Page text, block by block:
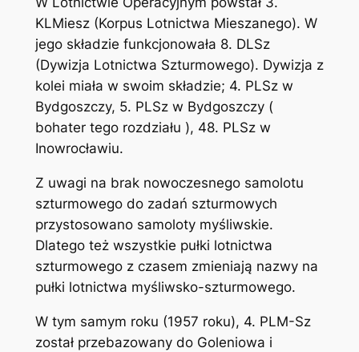
KLMiesz (Korpus Lotnictwa Mieszanego). W
jego składzie funkcjonowała 8. DLSz
(Dywizja Lotnictwa Szturmowego). Dywizja z
kolei miała w swoim składzie; 4. PLSz w
Bydgoszczy, 5. PLSz w Bydgoszczy (
bohater tego rozdziału ), 48. PLSz w
Inowrocławiu.
Z uwagi na brak nowoczesnego samolotu
szturmowego do zadań szturmowych
przystosowano samoloty myśliwskie.
Dlatego też wszystkie pułki lotnictwa
szturmowego z czasem zmieniają nazwy na
pułki lotnictwa myśliwsko-szturmowego.
W tym samym roku (1957 roku), 4. PLM-Sz
został przebazowany do Goleniowa i